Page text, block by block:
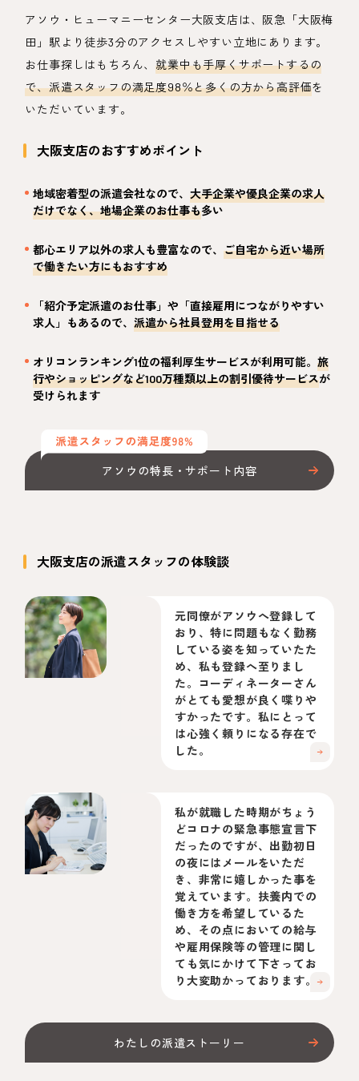
アソウ・ヒューマニーセンター大阪支店は、阪急「大阪梅
田」駅より徒歩3分のアクセスしやすい立地にあります。
お仕事探しはもちろん、就業中も手厚くサポートするの
で、派遣スタッフの満足度98％と多くの方から高評価を
いただいています。
大阪支店のおすすめポイント
地域密着型の派遣会社なので、大手企業や優良企業の求人
だけでなく、地場企業のお仕事も多い
都心エリア以外の求人も豊富なので、ご自宅から近い場所
で働きたい方にもおすすめ
「紹介予定派遣のお仕事」や「直接雇用につながりやすい
求人」もあるので、派遣から社員登用を目指せる
オリコンランキング1位の福利厚生サービスが利用可能。旅
行やショッピングなど100万種類以上の割引優待サービスが
受けられます
アソウの特長・サポート内容
大阪支店の派遣スタッフの体験談
元同僚がアソウへ登録して
おり、特に問題もなく勤務
している姿を知っていたた
め、私も登録へ至りまし
た。コーディネーターさん
がとても愛想が良く喋りや
すかったです。私にとって
は心強く頼りになる存在で
した。
私が就職した時期がちょう
どコロナの緊急事態宣言下
だったのですが、出勤初日
の夜にはメールをいただ
き、非常に嬉しかった事を
覚えています。扶養内での
働き方を希望しているた
め、その点においての給与
や雇用保険等の管理に関し
ても気にかけて下さってお
り大変助かっております。
わたしの派遣ストーリー